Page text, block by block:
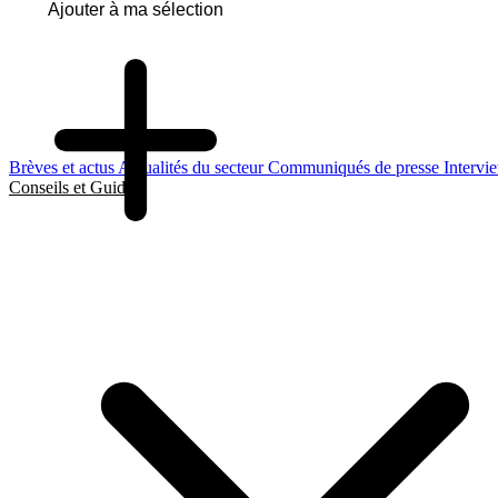
Brèves et actus Actualités du secteurCommuniqués de presse
Conseils et Guides
Ajouter à ma sélection